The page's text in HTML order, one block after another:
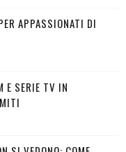
APPASSIONATI DI
E SERIE TV IN